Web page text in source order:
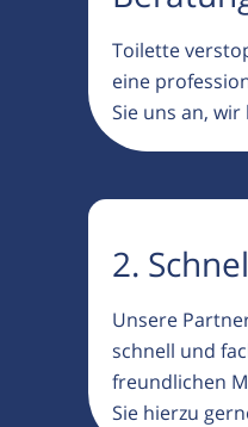
Toilette
eine
Sie uns an,
2.
Unsere
schnell und
freundlichen
Sie hierzu